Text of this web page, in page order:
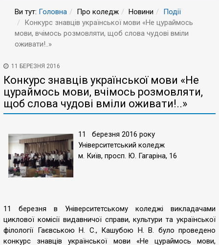
Ви тут: Головна Про коледж Новини
Події
Конкурс знавців української мови «Не цураймось
мови, вчімось розмовляти, щоб слова чудові вміли
оживати!..»
11 БЕРЕЗНЯ 2016
Конкурс знавців української мови «Не
цураймось мови, вчімось розмовляти,
щоб слова чудові вміли оживати!..»
11 березня 2016 року
Університетський коледж
м. Київ, просп. Ю. Гагаріна, 16
11 березня в Університетському коледжі викладачами
циклової комісії видавничої справи, культури та української
філології Гаєвською Н. С., Кашубою Н. В. було проведено
конкурс знавців української мови «Не цураймось мови,